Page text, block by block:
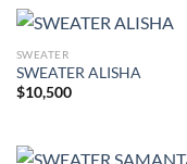
SWEATER
SWEATER ALISHA
$10,500